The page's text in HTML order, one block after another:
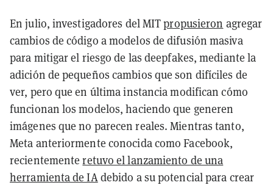
En julio, investigadores del MITpropusieron agregar
cambios de código a modelos de difusión masiva
para mitigar el riesgo de las deepfakes, mediante la
adición de pequeños cambios que son difíciles de
ver, pero que en última instancia modifican cómo
funcionan los modelos, haciendo que generen
imágenes que no parecen reales. Mientras tanto,
Meta anteriormente conocida como Facebook,
recientementeretuvo el lanzamiento de una
herramienta de IAdebido a su potencial para crear